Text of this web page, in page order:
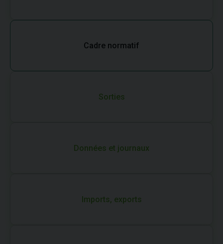
Cadre normatif
Sorties
Données et journaux
Imports, exports